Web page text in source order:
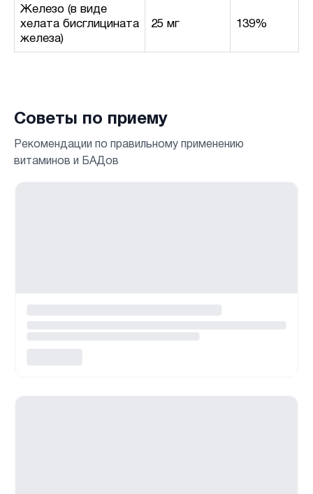
Железо (в виде
хелата бисглицината
железа)
25 мг 139%
Советы по приему
Рекомендации по правильному применению
витаминов и БАДов